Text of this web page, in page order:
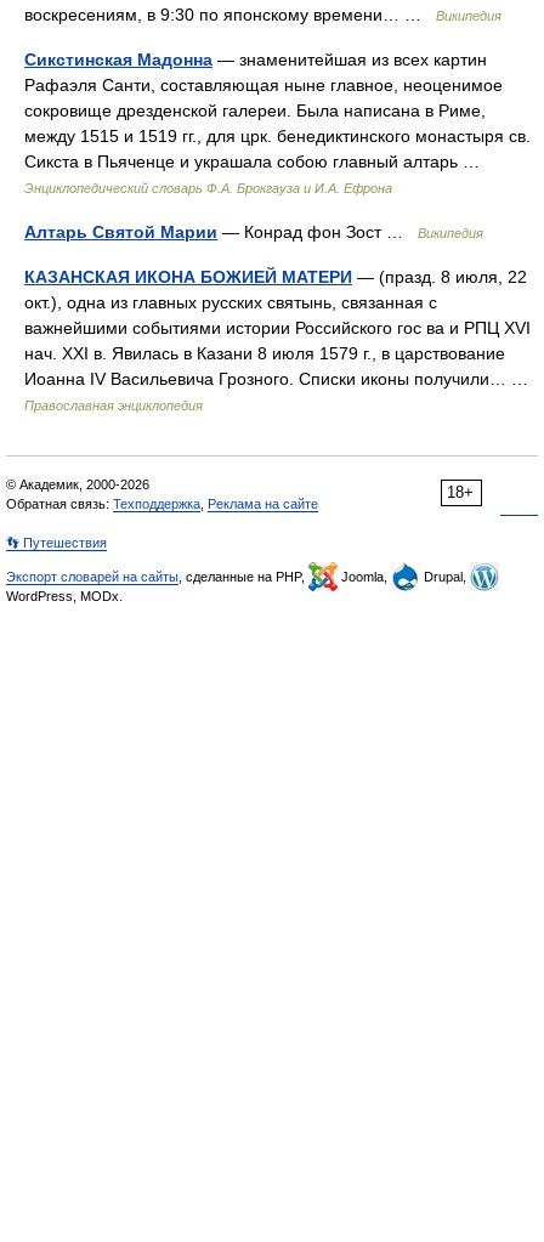
воскресениям, в 9:30 по японскому времени… …
Википедия
Сикстинская Мадонна — знаменитейшая из всех картин
Рафаэля Санти, составляющая ныне главное, неоценимое
сокровище дрезденской галереи. Была написана в Риме,
между 1515 и 1519 гг., для црк. бенедиктинского монастыря св.
Сикста в Пьяченце и украшала собою главный алтарь …
Энциклопедический словарь Ф.А. Брокгауза и И.А. Ефрона
Алтарь Святой Марии — Конрад фон Зост … Википедия
КАЗАНСКАЯ ИКОНА БОЖИЕЙ МАТЕРИ — (празд. 8 июля, 22
окт.), одна из главных русских святынь, связанная с
важнейшими событиями истории Российского гос ва и РПЦ XVI
нач. XXI в. Явилась в Казани 8 июля 1579 г., в царствование
Иоанна IV Васильевича Грозного. Списки иконы получили… …
Православная энциклопедия
18+
© Академик, 2000-2026
Обратная связь: Техподдержка Реклама на сайте
👣 Путешествия
Экспорт словарей на сайты , сделанные на PHP, Joomla,
Drupal,
WordPress, MODx.